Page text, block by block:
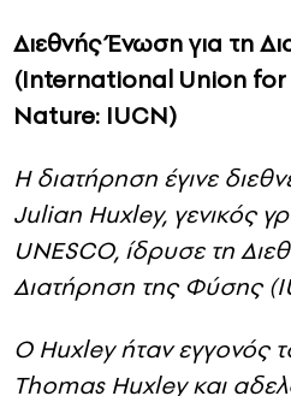
Fund (WWF).
Διεθνής Ένωση για τη
Nature: IUCN)
Η διατήρηση έγινε
Julian Huxley, γενικός
Διατήρηση της Φύσης